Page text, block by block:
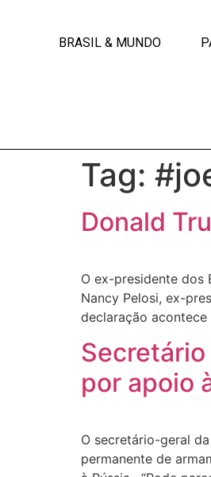
BRASIL & MUNDO
Tag:
Donald
O ex-presidente dos
Nancy Pelosi, ex-
declaração
Secretário
por apoio
O secretário-geral
permanente de